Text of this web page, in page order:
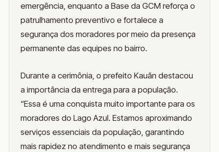
emergência, enquanto a Base da GCM reforça o
patrulhamento preventivo e fortalece a
segurança dos moradores por meio da presença
permanente das equipes no bairro.
Durante a cerimônia, o prefeito Kauãn destacou
a importância da entrega para a população.
“Essa é uma conquista muito importante para os
moradores do Lago Azul. Estamos aproximando
serviços essenciais da população, garantindo
mais rapidez no atendimento e mais segurança